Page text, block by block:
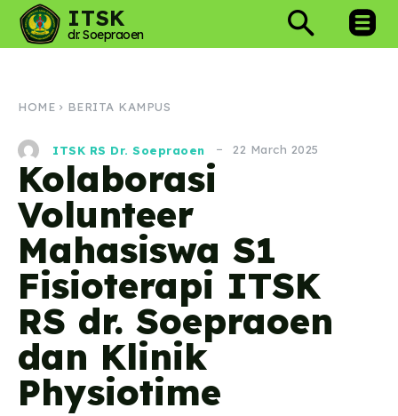
ITSK
dr. Soepraoen
HOME BERITA KAMPUS
ITSK RS Dr. Soepraoen 22 March 2025
Kolaborasi
Volunteer
Mahasiswa S1
Fisioterapi ITSK
RS dr. Soepraoen
dan Klinik
Physiotime